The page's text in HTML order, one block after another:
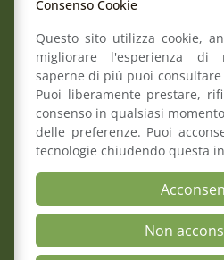
Pec:
Composizione
Comitato pari
Richiesta pareri
Verbali del
Consenso Cookie
Questo sito utilizza cookie,
migliorare l'esperienza di
saperne di più puoi consultare
Puoi liberamente prestare,
consenso in qualsiasi
delle preferenze. Puoi
tecnologie chiudendo questa
Non